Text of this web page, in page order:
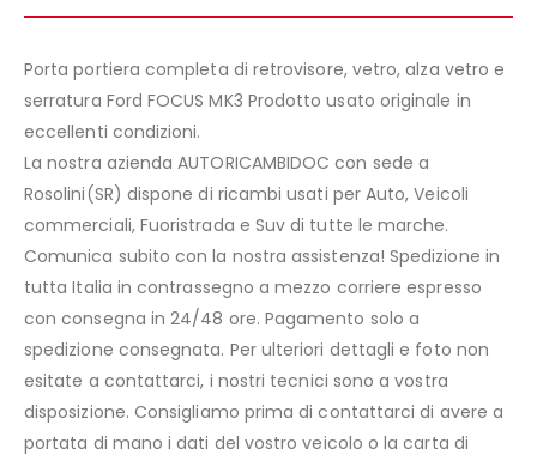
Porta portiera completa di retrovisore, vetro, alza vetro e
serratura Ford FOCUS MK3 Prodotto usato originale in
eccellenti condizioni.
La nostra azienda AUTORICAMBIDOC con sede a
Rosolini(SR) dispone di ricambi usati per Auto, Veicoli
commerciali, Fuoristrada e Suv di tutte le marche.
Comunica subito con la nostra assistenza! Spedizione in
tutta Italia in contrassegno a mezzo corriere espresso
con consegna in 24/48 ore. Pagamento solo a
spedizione consegnata. Per ulteriori dettagli e foto non
esitate a contattarci, i nostri tecnici sono a vostra
disposizione. Consigliamo prima di contattarci di avere a
portata di mano i dati del vostro veicolo o la carta di